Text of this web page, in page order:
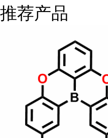
推荐产品